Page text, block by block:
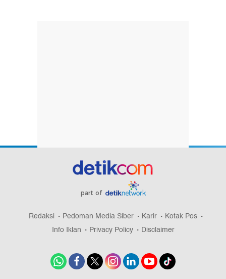
part of
Redaksi Pedoman Media Siber Karir
Kotak Pos
Info Iklan
Privacy Policy Disclaimer